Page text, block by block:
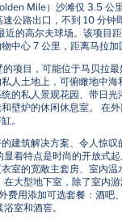
Mile）沙滩仅 3.5 公
公路出口，不到 10 分钟
近的高尔夫球场。该项目
中心 7 公里，距离马拉加
项目，可能位于马贝拉
人土地上，可俯瞰地中海
的私人景观花园、带日光
壁炉的休闲休息室。 在
。
建筑解决方案、令人惊叹
着特点是时尚的开放式
室的宽敞主套房、室内温
在大型地下室，除了室内
用添加可选套餐：酒吧
室和酒窖。